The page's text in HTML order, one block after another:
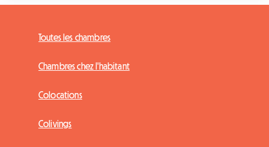
Toutes les chambres
Chambres chez l'habitant
Colocations
Colivings